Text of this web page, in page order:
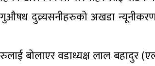
लागुऔषध दुव्र्यसनीहरुको अखडा
बोलाएर वडाध्यक्ष लाल बहादुर